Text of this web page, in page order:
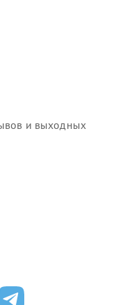
и выходных